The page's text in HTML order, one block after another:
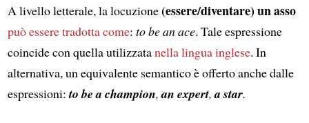
A livello letterale, la locuzione(essere/diventare) un asso
può essere tradotta come: to be an ace. Tale espressione
coincide con quella utilizzatanella lingua inglese. In
alternativa, un equivalente semantico è offerto anche dalle
espressioni:to be a champion,an expert,a star.